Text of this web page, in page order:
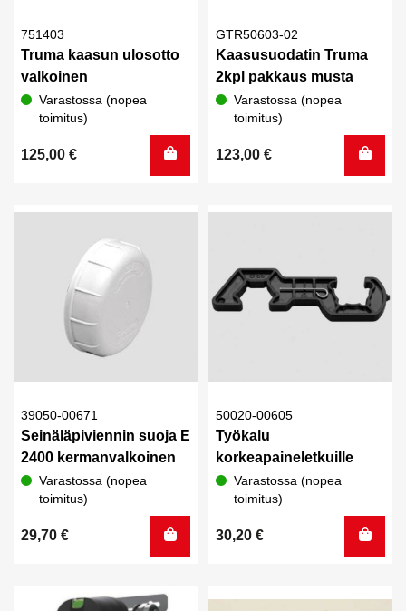
751403
Truma kaasun ulosotto
valkoinen
Varastossa (nopea
toimitus)
125,00 €
GTR50603-02
Kaasusuodatin Truma
2kpl pakkaus musta
Varastossa (nopea
toimitus)
123,00 €
39050-00671
Seinäläpiviennin suoja E
2400 kermanvalkoinen
Varastossa (nopea
toimitus)
29,70 €
50020-00605
Työkalu
korkeapaineletkuille
Varastossa (nopea
toimitus)
30,20 €